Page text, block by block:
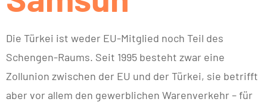
Die Türkei ist weder EU-Mitglied noch Teil des
Schengen-Raums. Seit 1995 besteht zwar eine
Zollunion zwischen der EU und der Türkei, sie betrifft
aber vor allem den gewerblichen Warenverkehr – für